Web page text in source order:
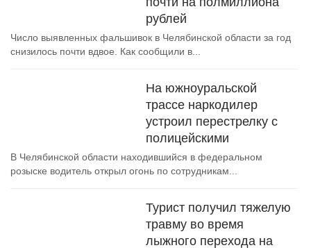
рублей
Число выявленных фальшивок в Челябинской области за год
снизилось почти вдвое. Как сообщили в...
На южноуральской
трассе наркодилер
устроил перестрелку с
полицейскими
В Челябинской области находившийся в федеральном
розыске водитель открыл огонь по сотрудникам...
Турист получил тяжелую
травму во время
лыжного перехода на